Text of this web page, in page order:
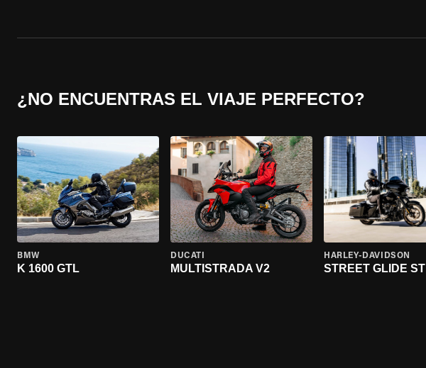
¿NO ENCUENTRAS EL VIAJE PERFECTO?
BMW
K 1600 GTL
DUCATI
MULTISTRADA V2
HARLEY-DAVIDSON
STREET GLIDE ST